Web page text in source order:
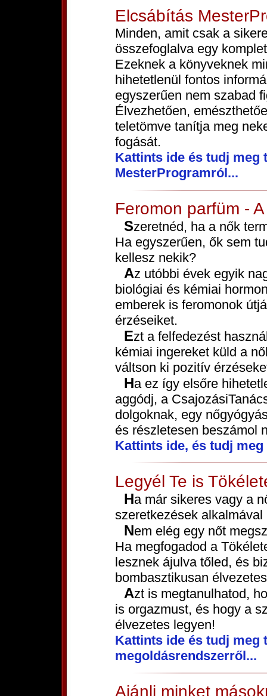
Elcsábítás
Minden, amit csak a
összefoglalva egy
Ezeknek a könyveknek
hihetetlenül fontos
egyszerűen nem szabad
Élvezhetően,
teletömve tanítja meg
fogását.
Kattints ide és tudj meg
MesterProgramról...
Feromon parfüm -
Szeretnéd, ha a nők természetesen vonzódnának hozzád?
Ha egyszerűen, ők sem
kellesz nekik?
Az utóbbi évek egyik nagy tudományos áttörése volt a
biológiai és kémiai
emberek is feromonok
érzéseiket.
Ezt a felfedezést
kémiai ingereket küld a
váltson ki pozitív
Ha ez így elsőre hihetetlenül hangzik is számodra, ne
aggódj, a
dolgoknak, egy
és részletesen beszámol
Kattints ide, és tudj
Legyél Te is
Ha már sikeres vagy a nők elcsábításában, ideje, hogy a
szeretkezések
Nem elég egy nőt megszerezni, de meg is kell tudni tartani!
Ha megfogadod a
lesznek ájulva tőled, és
bombasztikusan
Azt is megtanulhatod, hogyan érj el többször egymás után
is orgazmust, és hogy a
élvezetes legyen!
Kattints ide és tudj meg
megoldásrendszerről...
Ajánlj minket